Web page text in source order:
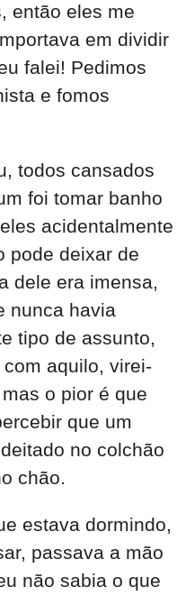
então eles me
em dividir
falei! Pedimos
e fomos
todos cansados
foi tomar banho
acidentalmente
pode deixar de
dele era imensa,
nunca havia
tipo de assunto,
aquilo, virei-
o pior é que
que um
no colchão
chão.
estava dormindo,
passava a mão
não sabia o que